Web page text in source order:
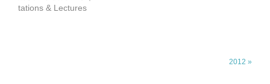
tations & Lectures
2012 »